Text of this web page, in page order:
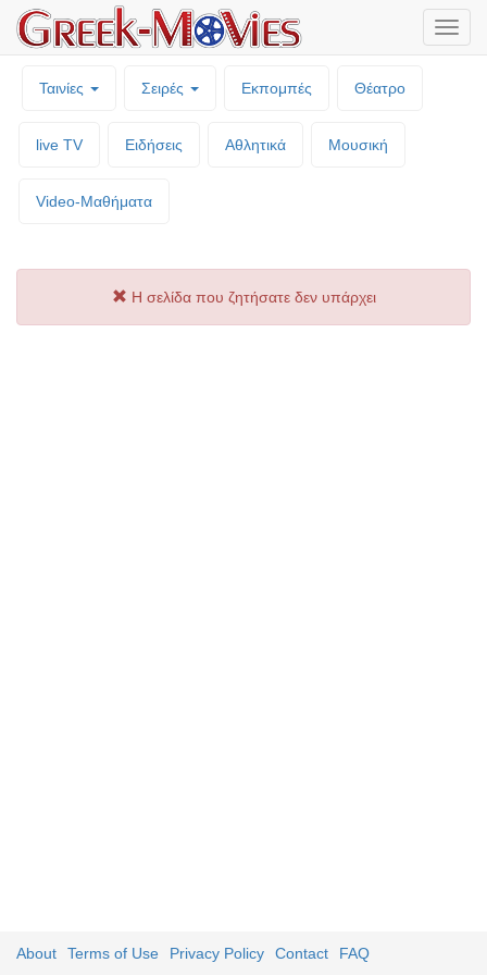
Ταινίες Σειρές Εκπομπές Θέατρο
live TV Ειδήσεις Αθλητικά Μουσική
Video-Mαθήματα
Η σελίδα που ζητήσατε δεν υπάρχει
About Terms of Use Privacy Policy Contact FAQ